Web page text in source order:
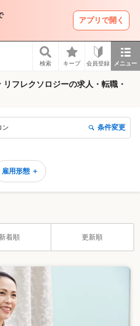
アプリで開く
検索 キープ 会員登録 メニュー
フレクソロジーの求人・転職・
ン 条件変更
雇用形態 ＋
新着順 更新順